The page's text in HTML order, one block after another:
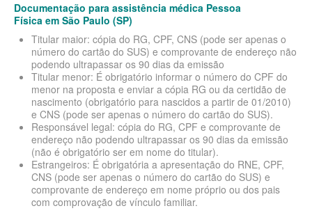
GARANTIA GS PLANO DE SAÚDE SÊNIOR
GREENLINE PLANO DE SAÚDE SÊNIOR
KIPP PLANO DE SAÚDE SÊNIOR
MEDSENIORPLANO DE SAÚDE SÊNIOR
QSAÚDE PLANO DE SAÚDE SÊNIOR
SANTA HELENA PLANO DE SAÚDE SÊNIOR
SÃO CRISTOVÃO PLANO DE SAÚDE SÊNIOR
TOTAL MEDCARE PLANO DE SAÚDE SÊNIOR
Documentação para assistência médica Pessoa
Física em São Paulo (SP)
Titular maior: cópia do RG, CPF, CNS (pode ser apenas o
número do cartão do SUS) e comprovante de endereço não
podendo ultrapassar os 90 dias da emissão
Titular menor: É obrigatório informar o número do CPF do
menor na proposta e enviar a cópia RG ou da certidão de
nascimento (obrigatório para nascidos a partir de 01/2010)
e CNS (pode ser apenas o número do cartão do SUS).
Responsável legal: cópia do RG, CPF e comprovante de
endereço não podendo ultrapassar os 90 dias da emissão
(não é obrigatório ser em nome do titular).
Estrangeiros: É obrigatória a apresentação do RNE, CPF,
CNS (pode ser apenas o número do cartão do SUS) e
comprovante de endereço em nome próprio ou dos pais
com comprovação de vínculo familiar.